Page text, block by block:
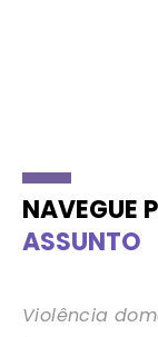
NAVEGUE
ASSUNTO
Violência